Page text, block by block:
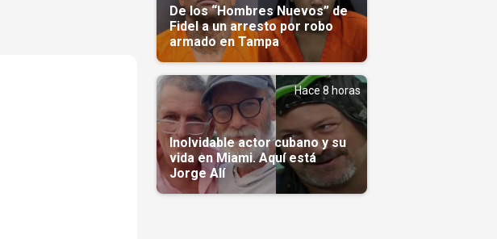
De los “Hombres Nuevos” de
Fidel a un arresto por robo
armado en Tampa
Hace 8 horas
Inolvidable actor cubano y su
vida en Miami. Aquí está
Jorge Alí